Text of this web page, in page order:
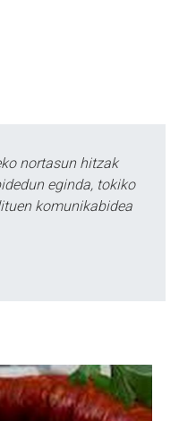
nortasun hitzak
eginda, tokiko
komunikabidea